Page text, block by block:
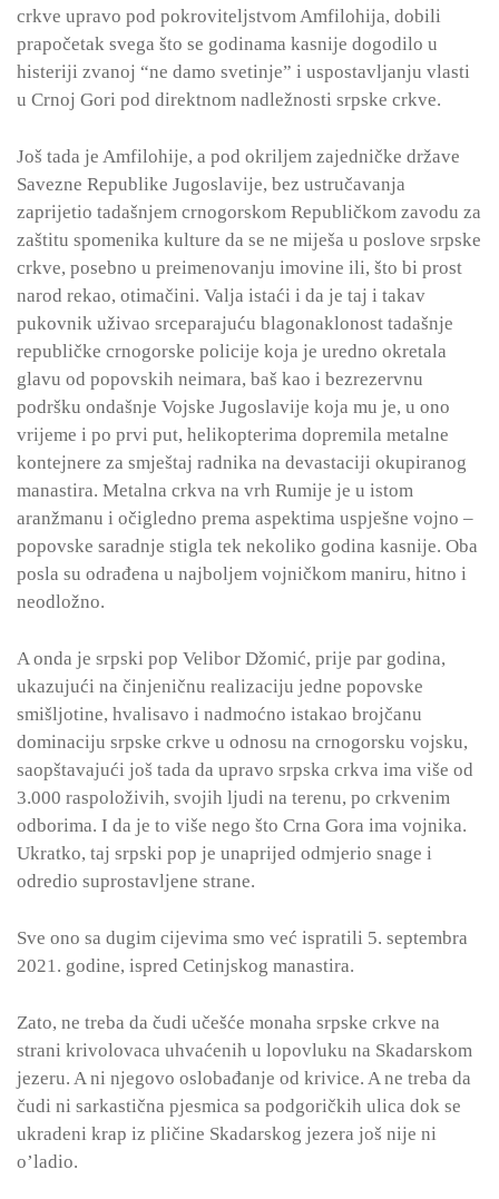
crkve upravo pod pokroviteljstvom Amfilohija, dobili
prapočetak svega što se godinama kasnije dogodilo u
histeriji zvanoj “ne damo svetinje” i uspostavljanju vlasti
u Crnoj Gori pod direktnom nadležnosti srpske crkve.
Još tada je Amfilohije, a pod okriljem zajedničke države
Savezne Republike Jugoslavije, bez ustručavanja
zaprijetio tadašnjem crnogorskom Republičkom zavodu za
zaštitu spomenika kulture da se ne miješa u poslove srpske
crkve, posebno u preimenovanju imovine ili, što bi prost
narod rekao, otimačini. Valja istaći i da je taj i takav
pukovnik uživao srceparajuću blagonaklonost tadašnje
republičke crnogorske policije koja je uredno okretala
glavu od popovskih neimara, baš kao i bezrezervnu
podršku ondašnje Vojske Jugoslavije koja mu je, u ono
vrijeme i po prvi put, helikopterima dopremila metalne
kontejnere za smještaj radnika na devastaciji okupiranog
manastira. Metalna crkva na vrh Rumije je u istom
aranžmanu i očigledno prema aspektima uspješne vojno –
popovske saradnje stigla tek nekoliko godina kasnije. Oba
posla su odrađena u najboljem vojničkom maniru, hitno i
neodložno.
A onda je srpski pop Velibor Džomić, prije par godina,
ukazujući na činjeničnu realizaciju jedne popovske
smišljotine, hvalisavo i nadmoćno istakao brojčanu
dominaciju srpske crkve u odnosu na crnogorsku vojsku,
saopštavajući još tada da upravo srpska crkva ima više od
3.000 raspoloživih, svojih ljudi na terenu, po crkvenim
odborima. I da je to više nego što Crna Gora ima vojnika.
Ukratko, taj srpski pop je unaprijed odmjerio snage i
odredio suprostavljene strane.
Sve ono sa dugim cijevima smo već ispratili 5. septembra
2021. godine, ispred Cetinjskog manastira.
Zato, ne treba da čudi učešće monaha srpske crkve na
strani krivolovaca uhvaćenih u lopovluku na Skadarskom
jezeru. A ni njegovo oslobađanje od krivice. A ne treba da
čudi ni sarkastična pjesmica sa podgoričkih ulica dok se
ukradeni krap iz pličine Skadarskog jezera još nije ni
o’ladio.